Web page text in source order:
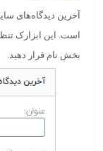
آخرین دیدگاه‌های
است. این ابزارک
بخش نام قرار دهید.